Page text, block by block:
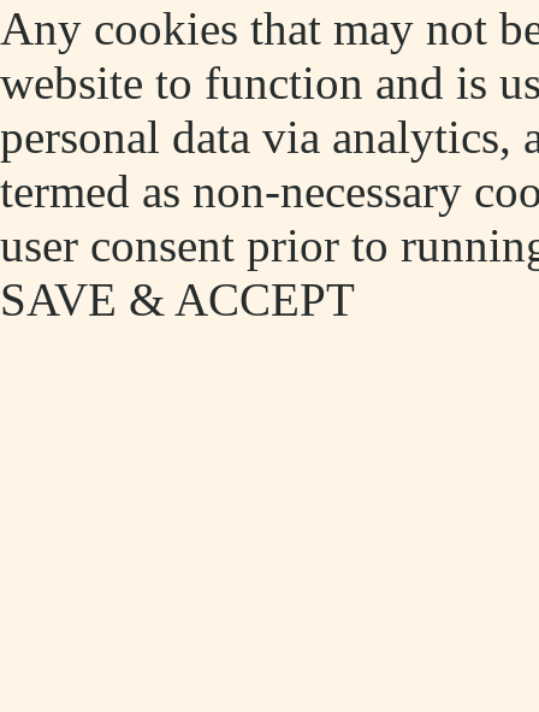
Any cookies that may not
website to function and is
personal data via analytics,
termed as non-necessary
user consent prior to
SAVE & ACCEPT